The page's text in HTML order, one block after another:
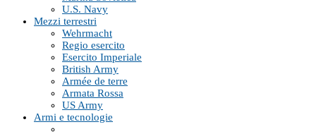
U.S. Navy
Mezzi terrestri
Wehrmacht
Regio esercito
Esercito Imperiale
British Army
Armée de terre
Armata Rossa
US Army
Armi e tecnologie